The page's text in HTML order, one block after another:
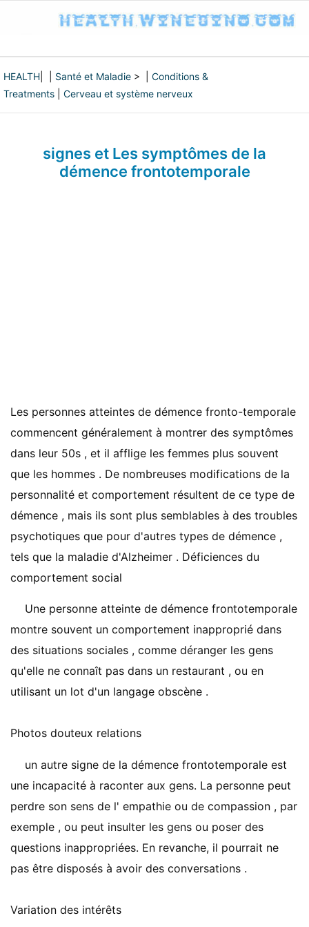
HEALTH Santé et Maladie > | Conditions &
Treatments
Cerveau et système nerveux
signes et Les symptômes de la
démence frontotemporale
Les personnes atteintes de démence fronto-temporale
commencent généralement à montrer des symptômes
dans leur 50s , et il afflige les femmes plus souvent
que les hommes . De nombreuses modifications de la
personnalité et comportement résultent de ce type de
démence , mais ils sont plus semblables à des troubles
psychotiques que pour d'autres types de démence ,
tels que la maladie d'Alzheimer . Déficiences du
comportement social
Une personne atteinte de démence frontotemporale
montre souvent un comportement inapproprié dans
des situations sociales , comme déranger les gens
qu'elle ne connaît pas dans un restaurant , ou en
utilisant un lot d'un langage obscène .
Photos douteux relations
un autre signe de la démence frontotemporale est
une incapacité à raconter aux gens. La personne peut
perdre son sens de l' empathie ou de compassion , par
exemple , ou peut insulter les gens ou poser des
questions inappropriées. En revanche, il pourrait ne
pas être disposés à avoir des conversations .
Variation des intérêts